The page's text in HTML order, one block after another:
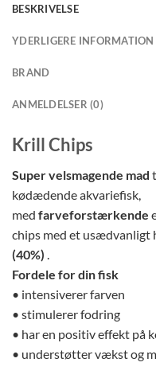
BESKRIVELSE
YDERLIGERE INFORMATION
BRAND
ANMELDELSER (0)
Krill Chips
Super velsmagende mad
kødædende akvariefisk,
med farveforstærkende
chips med et usædvanligt
(40%) .
Fordele for din fisk
• intensiverer farven
• stimulerer fodring
• har en positiv effekt på
• understøtter vækst og